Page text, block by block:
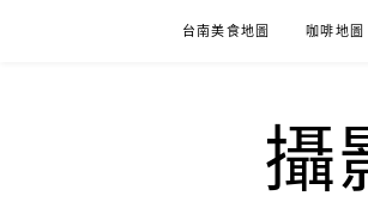
台南美食地圖 咖啡地圖
攝